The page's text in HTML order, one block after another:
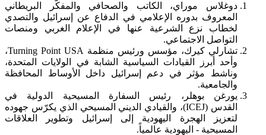
دوغلاس موراي، الكاتب والصحافي والمفكّر البريطاني
المعروف بدوره الإعلامي في الدفاع عن إسرائيل والتصدي
لخطاب نزع الشرعية عنها في الإعلام الغربي ومنصات
التواصل الاجتماعي.
تشارلي كيرك، مؤسس ورئيس منظمة Turning Point USA،
وأحد أبرز القيادات السياسية الشابة في الولايات المتحدة،
وناشط مؤثر في دعم إسرائيل داخل الأوساط المحافظة
والجامعية.
يورغن بوهلر، رئيس السفارة المسيحية الدولية في
القدس (ICEJ)، والقيادي الديني المسيحي الذي يكرّس جهوده
لتعزيز الهجرة اليهودية إلى إسرائيل وتطوير العلاقات
المسيحية - اليهودية عالمياً.